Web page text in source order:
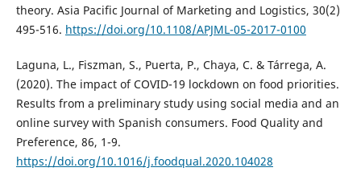
theory. Asia Pacific Journal of Marketing and Logistics, 30(2)
495-516. https://doi.org/10.1108/APJML-05-2017-0100
Laguna, L., Fiszman, S., Puerta, P., Chaya, C. & Tárrega, A.
(2020). The impact of COVID-19 lockdown on food priorities.
Results from a preliminary study using social media and an
online survey with Spanish consumers. Food Quality and
Preference, 86, 1-9.
https://doi.org/10.1016/j.foodqual.2020.104028